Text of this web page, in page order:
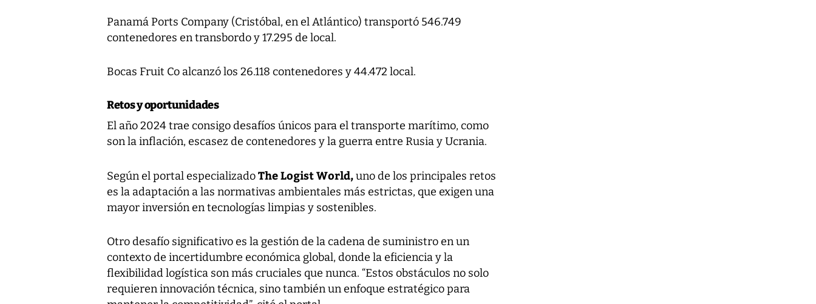
Panamá Ports Company (Cristóbal, en el Atlántico) transportó 546.749
contenedores en transbordo y 17.295 de local.
Bocas Fruit Co alcanzó los 26.118 contenedores y 44.472 local.
Retos y oportunidades
El año 2024 trae consigo desafíos únicos para el transporte marítimo, como
son la inflación, escasez de contenedores y la guerra entre Rusia y Ucrania.
Según el portal especializadoThe Logist World,uno de los principales retos
es la adaptación a las normativas ambientales más estrictas, que exigen una
mayor inversión en tecnologías limpias y sostenibles.
Otro desafío significativo es la gestión de la cadena de suministro en un
contexto de incertidumbre económica global, donde la eficiencia y la
flexibilidad logística son más cruciales que nunca. “Estos obstáculos no solo
requieren innovación técnica, sino también un enfoque estratégico para